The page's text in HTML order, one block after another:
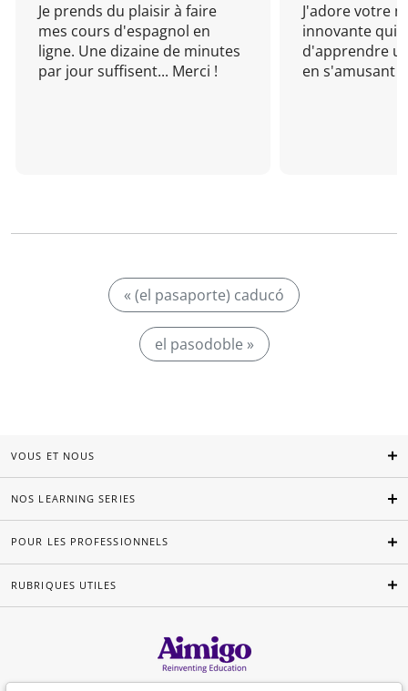
Je prends du plaisir à faire
mes cours d'espagnol en
ligne. Une dizaine de minutes
par jour suffisent... Merci !
J'adore votre
innovante qui
d'apprendre
en s'amusant !
« (el pasaporte) caducó
el pasodoble »
VOUS ET NOUS
NOS LEARNING SERIES
POUR LES PROFESSIONNELS
RUBRIQUES UTILES